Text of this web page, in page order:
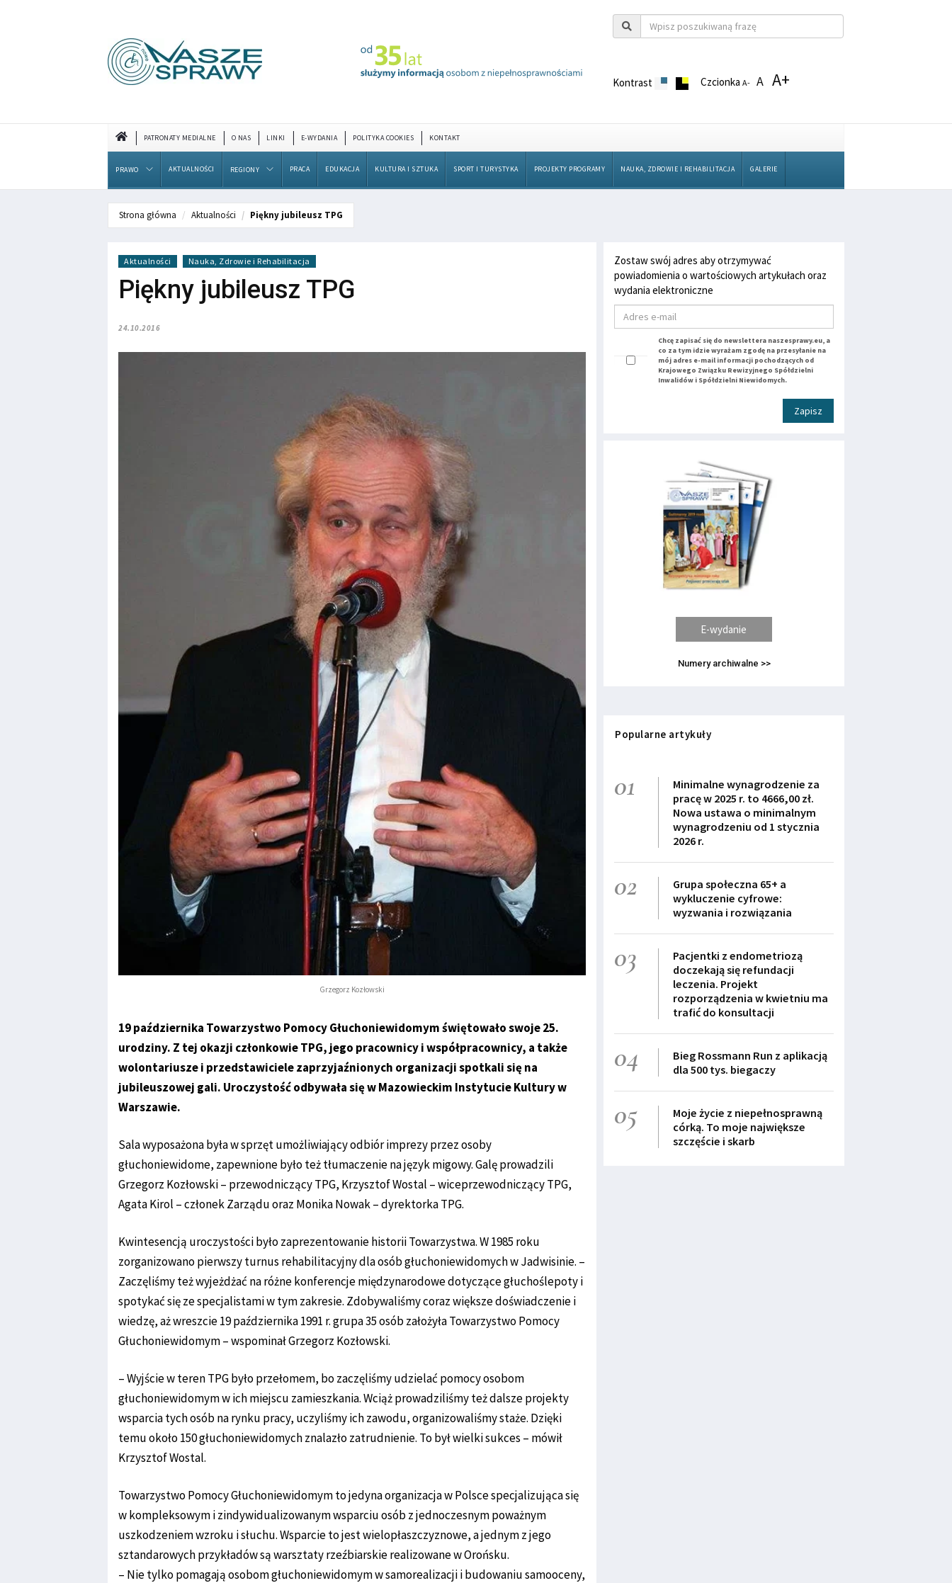
Kontrast CzcionkaA- A A+
PATRONATY MEDIALNE O NAS LINKI E-WYDANIA POLITYKA COOKIES KONTAKT
PRAWO AKTUALNOŚCI REGIONY PRACA EDUKACJA KULTURA I SZTUKA SPORT I TURYSTYKA PROJEKTY PROGRAMY NAUKA, ZDROWIE I REHABILITACJA GALERIE
Strona główna Aktualności Piękny jubileusz TPG
Aktualności Nauka, Zdrowie i Rehabilitacja
Piękny jubileusz TPG
24.10.2016
Grzegorz Kozłowski
19 października Towarzystwo Pomocy Głuchoniewidomym świętowało swoje 25.
urodziny. Z tej okazji członkowie TPG, jego pracownicy i współpracownicy, a także
wolontariusze i przedstawiciele zaprzyjaźnionych organizacji spotkali się na
jubileuszowej gali. Uroczystość odbywała się w Mazowieckim Instytucie Kultury w
Warszawie.
Sala wyposażona była w sprzęt umożliwiający odbiór imprezy przez osoby
głuchoniewidome, zapewnione było też tłumaczenie na język migowy. Galę prowadzili
Grzegorz Kozłowski – przewodniczący TPG, Krzysztof Wostal – wiceprzewodniczący TPG,
Agata Kirol – członek Zarządu oraz Monika Nowak – dyrektorka TPG.
Kwintesencją uroczystości było zaprezentowanie historii Towarzystwa. W 1985 roku
zorganizowano pierwszy turnus rehabilitacyjny dla osób głuchoniewidomych w Jadwisinie. –
Zaczęliśmy też wyjeżdżać na różne konferencje międzynarodowe dotyczące głuchoślepoty i
spotykać się ze specjalistami w tym zakresie. Zdobywaliśmy coraz większe doświadczenie i
wiedzę, aż wreszcie 19 października 1991 r. grupa 35 osób założyła Towarzystwo Pomocy
Głuchoniewidomym – wspominał Grzegorz Kozłowski.
– Wyjście w teren TPG było przełomem, bo zaczęliśmy udzielać pomocy osobom
głuchoniewidomym w ich miejscu zamieszkania. Wciąż prowadziliśmy też dalsze projekty
wsparcia tych osób na rynku pracy, uczyliśmy ich zawodu, organizowaliśmy staże. Dzięki
temu około 150 głuchoniewidomych znalazło zatrudnienie. To był wielki sukces – mówił
Krzysztof Wostal.
Towarzystwo Pomocy Głuchoniewidomym to jedyna organizacja w Polsce specjalizująca się
w kompleksowym i zindywidualizowanym wsparciu osób z jednoczesnym poważnym
uszkodzeniem wzroku i słuchu. Wsparcie to jest wielopłaszczyznowe, a jednym z jego
sztandarowych przykładów są warsztaty rzeźbiarskie realizowane w Orońsku.
– Nie tylko pomagają osobom głuchoniewidomym w samorealizacji i budowaniu samooceny,
Zostaw swój adres aby otrzymywać
powiadomienia o wartościowych artykułach oraz
wydania elektroniczne
Chcę zapisać się do newslettera naszesprawy.eu, a
co za tym idzie wyrażam zgodę na przesyłanie na
mój adres e-mail informacji pochodzących od
Krajowego Związku Rewizyjnego Spółdzielni
Inwalidów i Spółdzielni Niewidomych.
Zapisz
E-wydanie
Numery archiwalne >>
Popularne artykuły
01
Minimalne wynagrodzenie za
pracę w 2025 r. to 4666,00 zł.
Nowa ustawa o minimalnym
wynagrodzeniu od 1 stycznia
2026 r.
02
Grupa społeczna 65+ a
wykluczenie cyfrowe:
wyzwania i rozwiązania
03
Pacjentki z endometriozą
doczekają się refundacji
leczenia. Projekt
rozporządzenia w kwietniu ma
trafić do konsultacji
04
Bieg Rossmann Run z aplikacją
dla 500 tys. biegaczy
05
Moje życie z niepełnosprawną
córką. To moje największe
szczęście i skarb